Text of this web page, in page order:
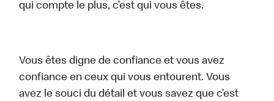
qui compte le plus, c’est qui vous êtes.
Vous êtes digne de confiance et vous avez
confiance en ceux qui vous entourent. Vous
avez le souci du détail et vous savez que c’est